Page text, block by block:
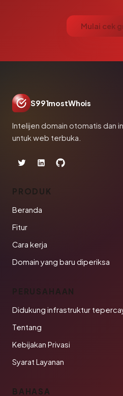
Mulai cek
S991mostWhois
Intelijen domain otomatis dan
untuk web terbuka.
PRODUK
Beranda
Fitur
Cara kerja
Domain yang baru diperiksa
PERUSAHAAN
Didukung infrastruktur
Tentang
Kebijakan Privasi
Syarat Layanan
BAHASA